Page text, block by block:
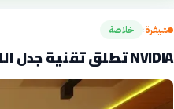
شيفرة› خلاصة
NVIDIA تطلق تقنية جدل اللاعبين الجديدة